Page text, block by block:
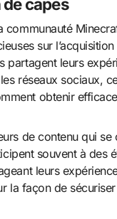
de capes
communauté
sur
partagent leurs
réseaux sociaux,
obtenir
de contenu qui se
souvent à des
leurs
la façon de